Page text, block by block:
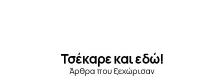
Τσέκαρε και εδώ!
Άρθρα που ξεχώρισαν